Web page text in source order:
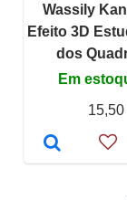
Wassily
Efeito 3D
dos
Em
15,50